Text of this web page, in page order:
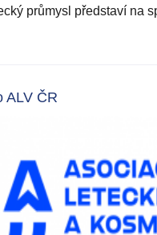
průmysl představí na
ALV ČR